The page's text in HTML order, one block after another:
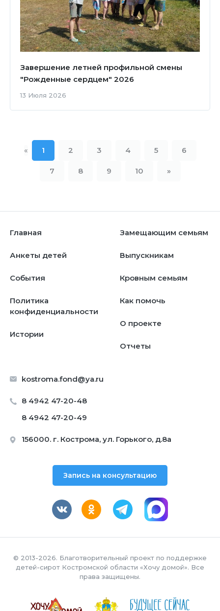
Завершение летней профильной смены
"Рожденные сердцем" 2026
13 Июля 2026
« 1 2 3 4 5 6
7 8 9 10 »
kostroma.fond@ya.ru
8 4942 47-20-48
8 4942 47-20-49
156000. г. Кострома, ул. Горького, д.8а
Главная
Анкеты детей
События
Политика
конфиденциальности
Истории
Замещающим семьям
Выпускникам
Кровным семьям
Как помочь
О проекте
Отчеты
Запись на консультацию
© 2013-2026. Благотворительный проект по поддержке
детей-сирот Костромской области «Хочу домой». Все
права защищены.